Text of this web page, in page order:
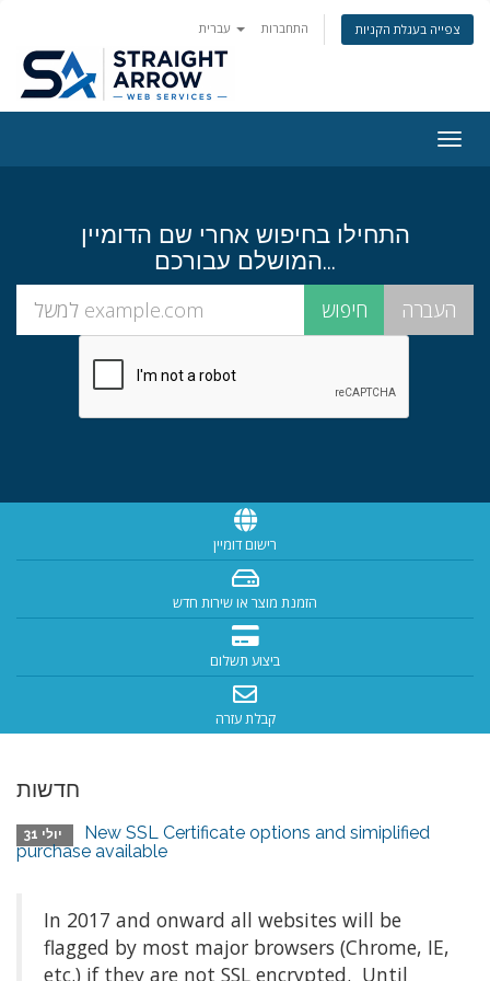
התחברות צפייה בעגלת הקניות
התחילו בחיפוש אחרי שם הדומיין
המושלם עבורכם...
רישום דומיין
הזמנת מוצר או שירות חדש
ביצוע תשלום
קבלת עזרה
חדשות
New SSL Certificate options and simiplified
purchase available
In 2017 and onward all websites will be
flagged by most major browsers (Chrome, IE,
etc.) if they are not SSL encrypted. Until